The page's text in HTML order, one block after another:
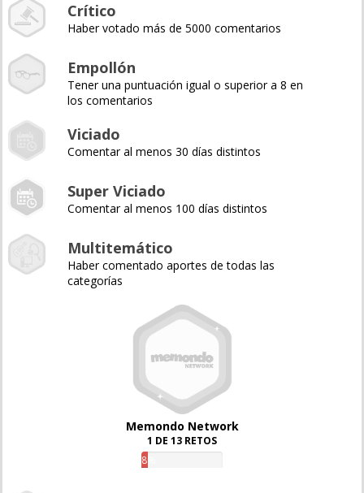
Crítico
Haber votado más de 5000 comentarios
Empollón
Tener una puntuación igual o superior a 8 en
los comentarios
Viciado
Comentar al menos 30 días distintos
Super Viciado
Comentar al menos 100 días distintos
Multitemático
Haber comentado aportes de todas las
categorías
Memondo Network
1 DE 13 RETOS
8%